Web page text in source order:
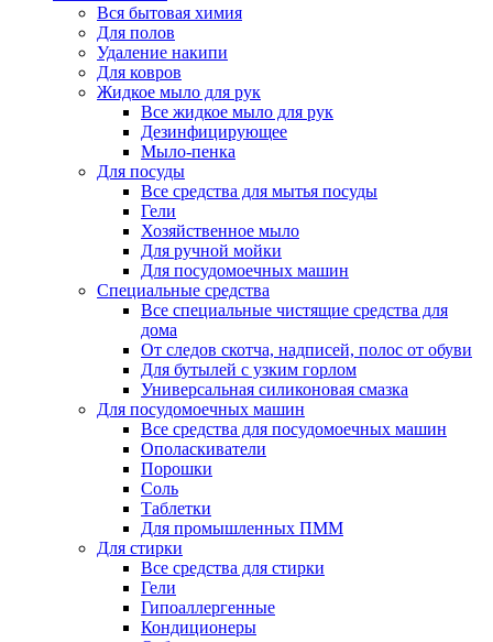
Вся бытовая химия
Для полов
Удаление накипи
Для ковров
Жидкое мыло для рук
Все жидкое мыло для рук
Дезинфицирующее
Мыло-пенка
Для посуды
Все средства для мытья посуды
Гели
Хозяйственное мыло
Для ручной мойки
Для посудомоечных машин
Специальные средства
Все специальные чистящие средства для
дома
От следов скотча, надписей, полос от обуви
Для бутылей с узким горлом
Универсальная силиконовая смазка
Для посудомоечных машин
Все средства для посудомоечных машин
Ополаскиватели
Порошки
Соль
Таблетки
Для промышленных ПММ
Для стирки
Все средства для стирки
Гели
Гипоаллергенные
Кондиционеры